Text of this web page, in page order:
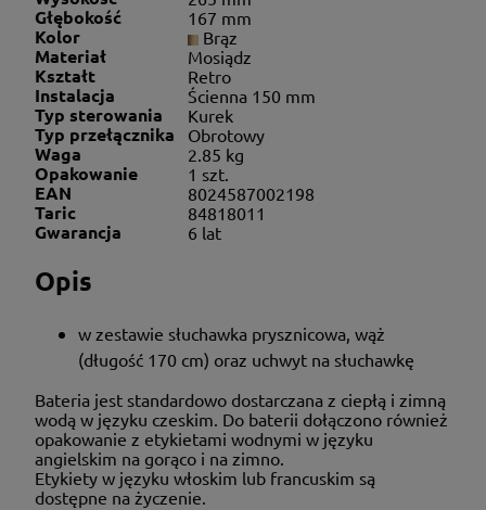
Głębokość 167 mm
Kolor Brąz
Materiał Mosiądz
Kształt Retro
Instalacja Ścienna 150 mm
Typ sterowania Kurek
Typ przełącznika Obrotowy
Waga 2.85 kg
Opakowanie 1 szt.
EAN 8024587002198
Taric 84818011
Gwarancja 6 lat
Opis
w zestawie słuchawka prysznicowa, wąż
(długość 170 cm) oraz uchwyt na słuchawkę
Bateria jest standardowo dostarczana z ciepłą i zimną
wodą w języku czeskim. Do baterii dołączono również
opakowanie z etykietami wodnymi w języku
angielskim na gorąco i na zimno.
Etykiety w języku włoskim lub francuskim są
dostępne na życzenie.